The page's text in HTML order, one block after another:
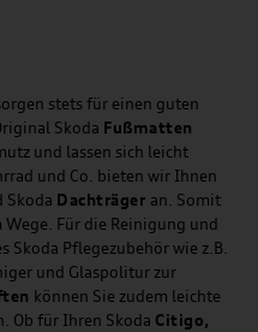
stets für einen guten
Skoda Fußmatten
und lassen sich leicht
und Co. bieten wir Ihnen
Skoda Dachträger an. Somit
Für die Reinigung und
Skoda Pflegezubehör wie z.B.
und Glaspolitur zur
können Sie zudem leichte
Ob für Ihren Skoda Citigo,